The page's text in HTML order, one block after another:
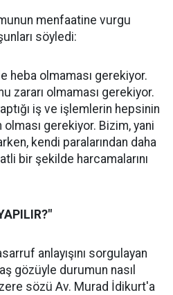
menfaatine vurgu
söyledi:
heba olmaması gerekiyor.
zararı olmaması gerekiyor.
iş ve işlemlerin hepsinin
gerekiyor. Bizim, yani
kendi paralarından daha
bir şekilde harcamalarını
anlayışını sorgulayan
gözüyle durumun nasıl
sözü Av. Murad İdikurt'a